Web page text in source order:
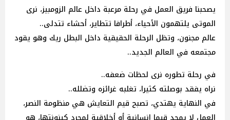
يصحبنا فريق العمل في رحلة مرعبة داخل عالم الزومبيز، نرى
الموتى يلتهمون الأحياء، أطرافا تتطاير، أحشاء تتدلى..
عالم مجنون، وتظل الرحلة الحقيقية داخل البطل ريك وهو يقود
مجتمعه في العالم الجديد..
في رحلة تطوره نرى لحظات ضعفه..
نراه يفقد بوصلته كثيرا، تغلبه غرائزه وتضلله..
في النهاية يهتدي، تصبح قيم التعايش هي منظومة النصر،